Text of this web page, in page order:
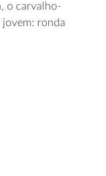
o carvalho-
jovem: ronda